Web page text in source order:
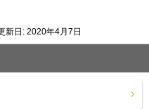
新日: 2020年4月7日